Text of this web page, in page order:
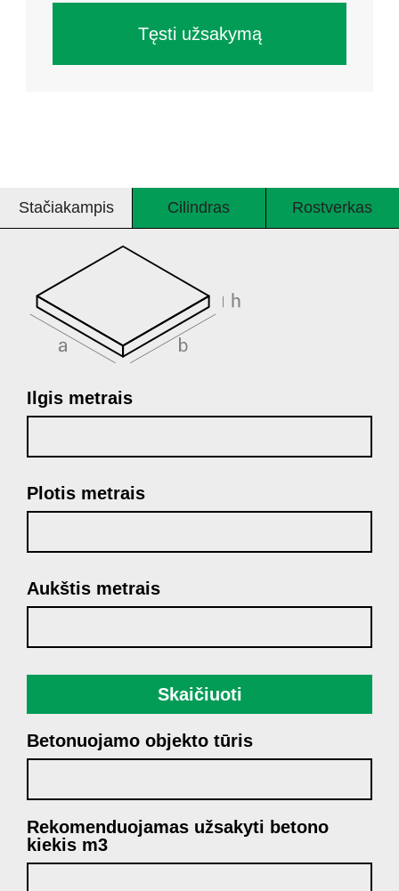
Tęsti užsakymą
Stačiakampis Cilindras Rostverkas
Ilgis metrais
Plotis metrais
Aukštis metrais
Skaičiuoti
Betonuojamo objekto tūris
Rekomenduojamas užsakyti betono
kiekis m3